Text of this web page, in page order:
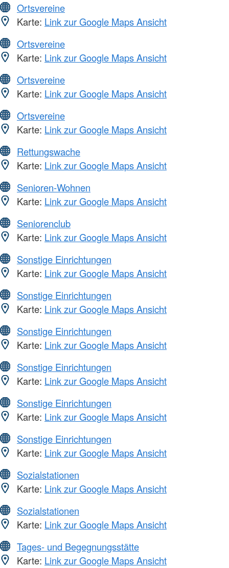
Ortsvereine
Karte: Link zur Google Maps Ansicht
Ortsvereine
Karte: Link zur Google Maps Ansicht
Ortsvereine
Karte: Link zur Google Maps Ansicht
Ortsvereine
Karte: Link zur Google Maps Ansicht
Rettungswache
Karte: Link zur Google Maps Ansicht
Senioren-Wohnen
Karte: Link zur Google Maps Ansicht
Seniorenclub
Karte: Link zur Google Maps Ansicht
Sonstige Einrichtungen
Karte: Link zur Google Maps Ansicht
Sonstige Einrichtungen
Karte: Link zur Google Maps Ansicht
Sonstige Einrichtungen
Karte: Link zur Google Maps Ansicht
Sonstige Einrichtungen
Karte: Link zur Google Maps Ansicht
Sonstige Einrichtungen
Karte: Link zur Google Maps Ansicht
Sonstige Einrichtungen
Karte: Link zur Google Maps Ansicht
Sozialstationen
Karte: Link zur Google Maps Ansicht
Sozialstationen
Karte: Link zur Google Maps Ansicht
Tages- und Begegnungsstätte
Karte: Link zur Google Maps Ansicht